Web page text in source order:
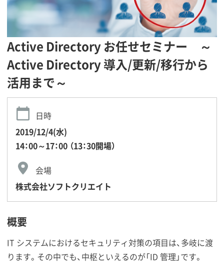
Active Directory お任せセミナー ～
Active Directory 導入/更新/移行から
活用まで～
日時
2019/12/4(水)
14：00～17：00 （13：30開場）
会場
株式会社ソフトクリエイト
概要
IT システムにおけるセキュリティ対策の項目は、多岐に渡
ります。その中でも、中枢といえるのが「ID 管理」です。